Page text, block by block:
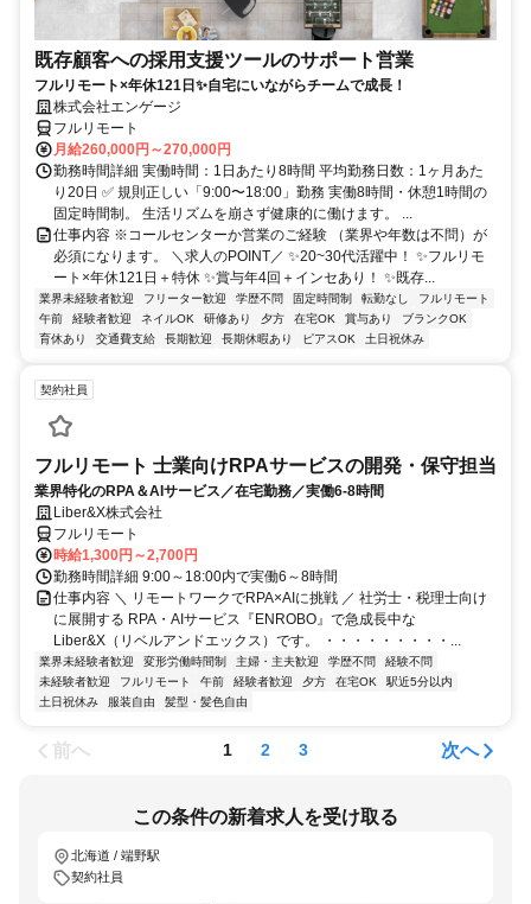
既存顧客への採用支援ツールのサポート営業
フルリモート×年休121日✨自宅にいながらチームで成長！
株式会社エンゲージ
フルリモート
月給260,000円～270,000円
勤務時間詳細 実働時間：1日あたり8時間 平均勤務日数：1ヶ月あた
り20日 ✅ 規則正しい「9:00〜18:00」勤務 実働8時間・休憩1時間の
固定時間制。 生活リズムを崩さず健康的に働けます。 ...
仕事内容 ※コールセンターか営業のご経験 （業界や年数は不問）が
必須になります。 ＼求人のPOINT／ ✨20~30代活躍中！ ✨フルリモ
ート×年休121日＋特休 ✨賞与年4回＋インセあり！ ✨既存...
業界未経験者歓迎 フリーター歓迎 学歴不問 固定時間制 転勤なし
フルリモート
午前
経験者歓迎 ネイルOK 研修あり 夕方 在宅OK 賞与あり
ブランクOK
育休あり
交通費支給 長期歓迎 長期休暇あり ピアスOK 土日祝休み
契約社員
フルリモート 士業向けRPAサービスの開発・保守担当
業界特化のRPA＆AIサービス／在宅勤務／実働6-8時間
Liber&X株式会社
フルリモート
時給1,300円～2,700円
勤務時間詳細 9:00～18:00内で実働6～8時間
仕事内容 ＼ リモートワークでRPA×AIに挑戦 ／ 社労士・税理士向け
に展開する RPA・AIサービス『ENROBO』で急成長中な
Liber&X（リベルアンドエックス）です。 ・・・・・・・・・...
業界未経験者歓迎 変形労働時間制 主婦・主夫歓迎 学歴不問
経験不問
未経験者歓迎
フルリモート 午前 経験者歓迎 夕方 在宅OK
駅近5分以内
土日祝休み
服装自由 髪型・髪色自由
前へ 1 2 3 次へ
この条件の新着求人を受け取る
北海道 / 端野駅
契約社員